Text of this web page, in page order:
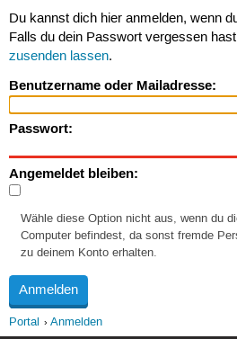
Du kannst dich hier anmelden, wenn
Falls du dein Passwort vergessen
zusenden lassen.
Benutzername oder Mailadresse:
Passwort:
Angemeldet bleiben:
Wähle diese Option nicht aus, wenn du
Computer befindest, da sonst fremde
zu deinem Konto erhalten.
Portal Anmelden